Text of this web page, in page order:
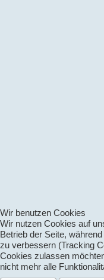
Wir benutzen Cookies
Wir nutzen Cookies auf
Betrieb der Seite,
zu verbessern (Tracking
Cookies zulassen
nicht mehr alle